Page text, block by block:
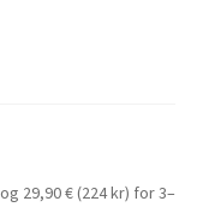
29,90 € (224 kr) for 3–